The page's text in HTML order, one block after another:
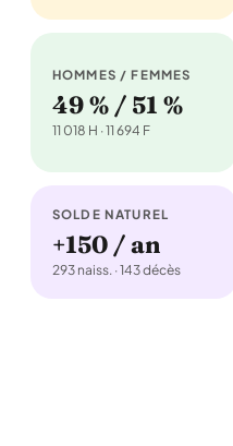
HOMMES / FEMMES
49 % / 51 %
11 018 H · 11 694 F
SOLDE NATUREL
+150 / an
293 naiss. · 143 décès